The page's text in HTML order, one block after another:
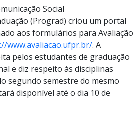
Social
(Prograd) criou um portal
aos formulários para Avaliação
www.avaliacao.ufpr.br/. A
pelos estudantes de graduação
e diz respeito às disciplinas
segundo semestre do mesmo
disponível até o dia 10 de